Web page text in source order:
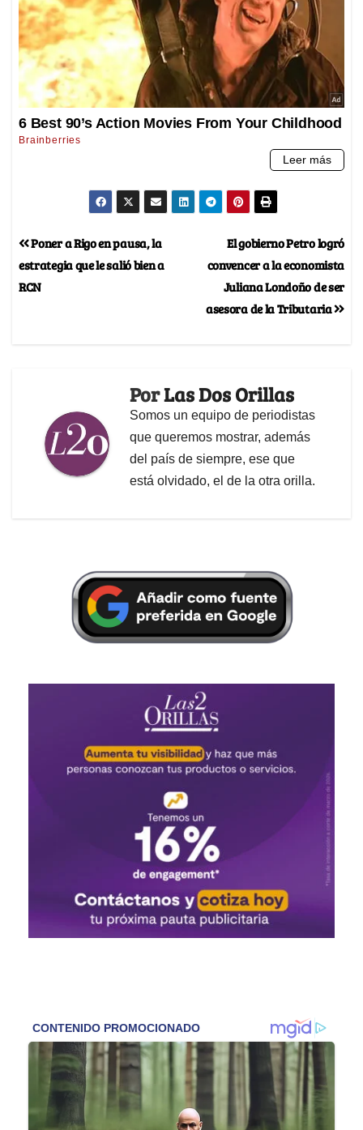
El gobierno Petro logró
convencer a la economista
Juliana Londoño de ser
asesora de la Tributaria
Poner a Rigo en pausa, la
estrategia que le salió bien a
RCN
PorLas Dos Orillas
Somos un equipo de periodistas
que queremos mostrar, además
del país de siempre, ese que
está olvidado, el de la otra orilla.